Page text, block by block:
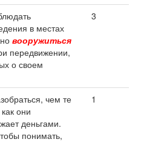
в местах
вооружиться
передвижении,
о своем
3
чем те
они
деньгами.
понимать,
1